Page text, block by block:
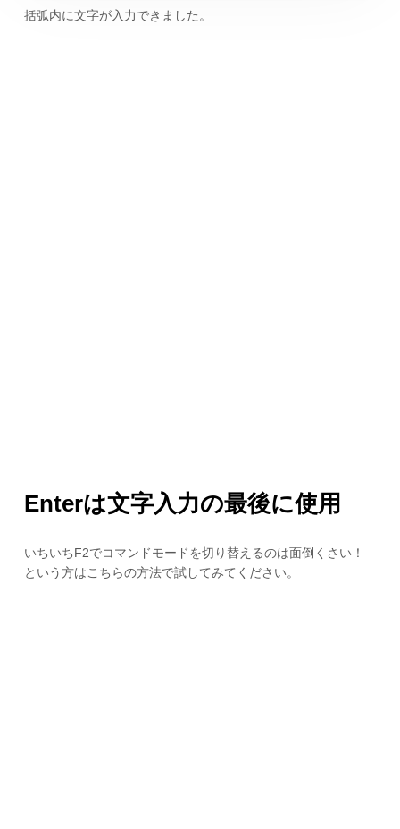
括弧内に文字が入力できました。
Enterは文字入力の最後に使用
いちいちF2でコマンドモードを切り替えるのは面倒くさい！
という方はこちらの方法で試してみてください。